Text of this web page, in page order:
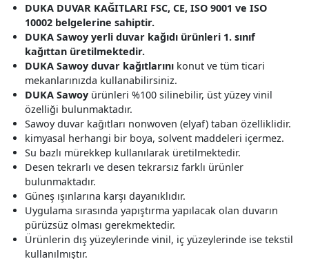
DUKA DUVAR KAĞITLARI FSC, CE, ISO 9001 ve ISO
10002 belgelerine sahiptir.
DUKA Sawoy yerli duvar kağıdı ürünleri 1. sınıf
kağıttan üretilmektedir.
DUKA Sawoy duvar kağıtlarını konut ve tüm ticari
mekanlarınızda kullanabilirsiniz.
DUKA Sawoy ürünleri %100 silinebilir, üst yüzey vinil
özelliği bulunmaktadır.
Sawoy duvar kağıtları nonwoven (elyaf) taban özelliklidir.
kimyasal herhangi bir boya, solvent maddeleri içermez.
Su bazlı mürekkep kullanılarak üretilmektedir.
Desen tekrarlı ve desen tekrarsız farklı ürünler
bulunmaktadır.
Güneş ışınlarına karşı dayanıklıdır.
Uygulama sırasında yapıştırma yapılacak olan duvarın
pürüzsüz olması gerekmektedir.
Ürünlerin dış yüzeylerinde vinil, iç yüzeylerinde ise tekstil
kullanılmıştır.